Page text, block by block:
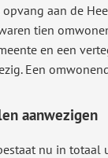
aan de
tien
en een
Een
aanwezigen
nu in totaal